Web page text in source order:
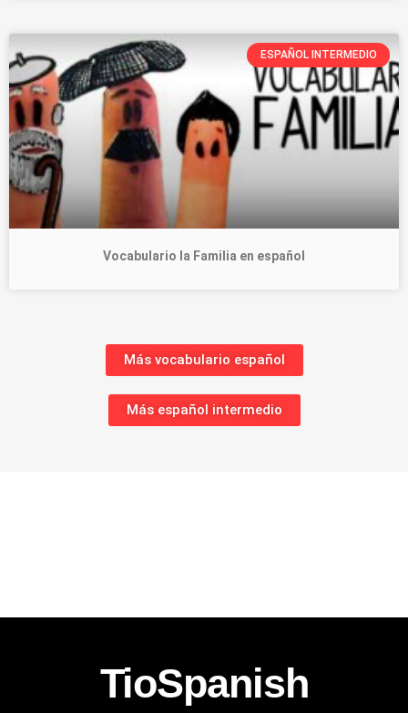
ESPAÑOL INTERMEDIO
Vocabulario la Familia en español
Más vocabulario español
Más español intermedio
TioSpanish